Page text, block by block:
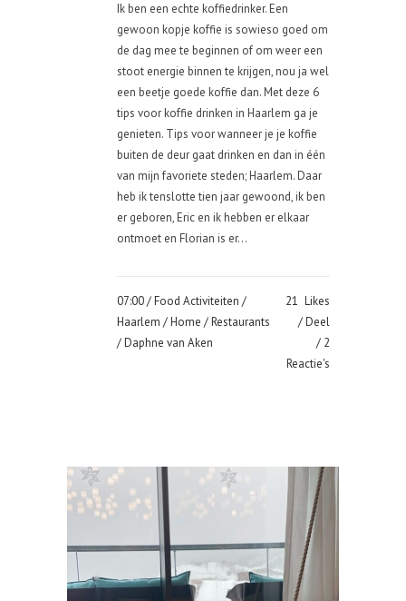
Ik ben een echte koffiedrinker. Een
gewoon kopje koffie is sowieso goed om
de dag mee te beginnen of om weer een
stoot energie binnen te krijgen, nou ja wel
een beetje goede koffie dan. Met deze 6
tips voor koffie drinken in Haarlem ga je
genieten. Tips voor wanneer je je koffie
buiten de deur gaat drinken en dan in één
van mijn favoriete steden; Haarlem. Daar
heb ik tenslotte tien jaar gewoond, ik ben
er geboren, Eric en ik hebben er elkaar
ontmoet en Florian is er...
07:00 /Food Activiteiten /
Haarlem /Home /Restaurants
/ Daphne van Aken
21 Likes
Deel
2
Reactie's